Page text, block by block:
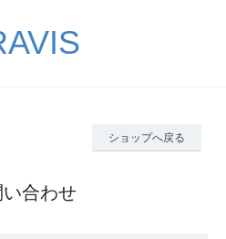
ショップへ戻る
い合わせ